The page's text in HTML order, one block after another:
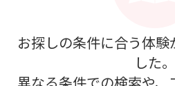
お探しの条件に合う体
した。